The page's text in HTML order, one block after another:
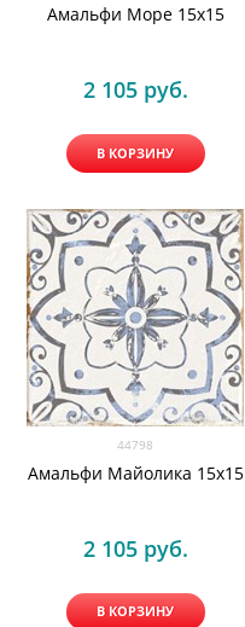
Амальфи Море 15x15
2 105 руб.
В КОРЗИНУ
44798
Амальфи Майолика 15x15
2 105 руб.
В КОРЗИНУ